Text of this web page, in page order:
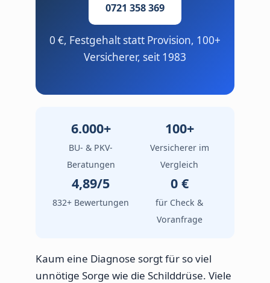
0721 358 369
0 €, Festgehalt statt Provision, 100+
Versicherer, seit 1983
6.000+
BU- & PKV-
Beratungen
100+
Versicherer im
Vergleich
4,89/5
832+ Bewertungen
0 €
für Check &
Voranfrage
Kaum eine Diagnose sorgt für so viel
unnötige Sorge wie die Schilddrüse. Viele